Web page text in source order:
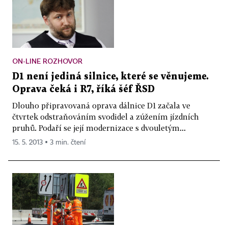
ON-LINE ROZHOVOR
D1 není jediná silnice, které se věnujeme.
Oprava čeká i R7, říká šéf ŘSD
Dlouho připravovaná oprava dálnice D1 začala ve
čtvrtek odstraňováním svodidel a zúžením jízdních
pruhů. Podaří se její modernizace s dvouletým...
15. 5. 2013 ▪ 3 min. čtení